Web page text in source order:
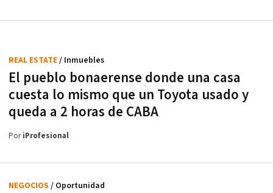
El pueblo bonaerense donde una casa
cuesta lo mismo que un Toyota usado y
queda a 2 horas de CABA
REAL ESTATE/ Inmuebles
PoriProfesional
NEGOCIOS / Oportunidad